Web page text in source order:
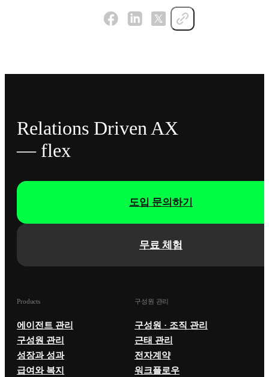
Relations Driven AX
— flex
무료 체험
도입 문의하기
Products
에이전트 관리
구성원 관리
성장과 성과
급여와 복지
구성원 관리
구성원 · 조직 관리
근태 관리
전자계약
워크플로우